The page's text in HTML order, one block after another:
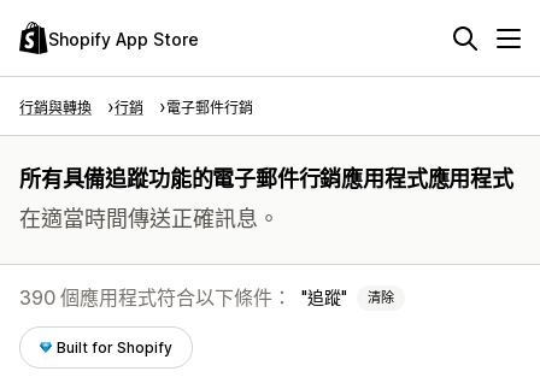
Shopify App Store
行銷與轉換 行銷 電子郵件行銷
所有具備追蹤功能的電子郵件行銷應用程式應用程式
在適當時間傳送正確訊息。
390 個應用程式符合以下條件： 追蹤 清除
Built for Shopify